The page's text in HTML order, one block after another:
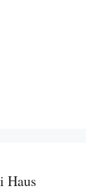
Haus